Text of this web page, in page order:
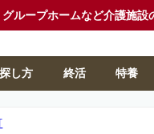
ループホームなど介護施設
し方 終活 特養